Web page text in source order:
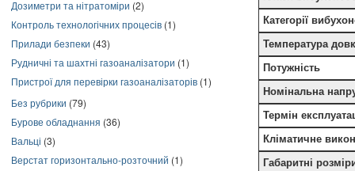
Дозиметри та нітратоміри (2)
Контроль технологічних процесів (1)
Прилади безпеки (43)
Рудничні та шахтні газоаналізатори (1)
Пристрої для перевірки газоаналізаторів (1)
Без рубрики (79)
Бурове обладнання (36)
Вальці (3)
Верстат горизонтально-розточний (1)
Категорії
Температура
Потужність
Номінальна
Термін
Кліматичне
Габаритні